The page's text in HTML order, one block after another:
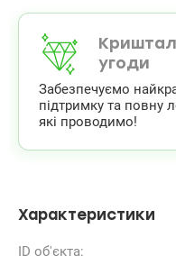
системою фільтрації
газовою котельнею,
У ЖК встановлена
ліфтами, функціонує
охорона!
Ціна 299 000 у.о.
++380502138771,
www.valion.ua/1043773
угоди
Забезпечуємо
підтримку та повну
які проводимо!
Характеристики
ID об'єкта: